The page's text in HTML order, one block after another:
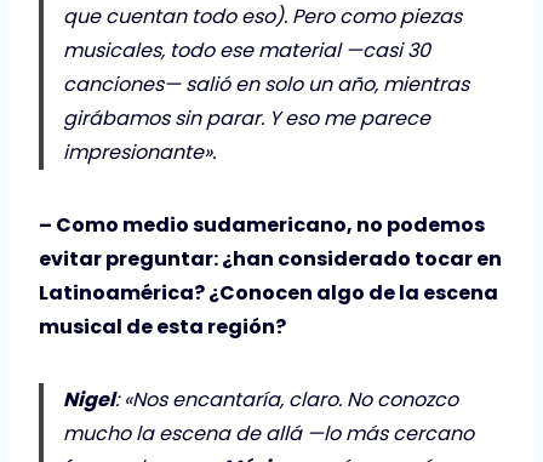
que cuentan todo eso). Pero como piezas
musicales, todo ese material —casi 30
canciones— salió en solo un año, mientras
girábamos sin parar. Y eso me parece
impresionante».
– Como medio sudamericano, no podemos
evitar preguntar: ¿han considerado tocar en
Latinoamérica? ¿Conocen algo de la escena
musical de esta región?
Nigel: «Nos encantaría, claro. No conozco
mucho la escena de allá —lo más cercano